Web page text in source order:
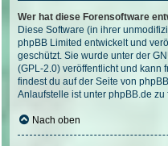
Wer hat diese Forensoftware
Diese Software (in ihrer
phpBB Limited entwickelt und
geschützt. Sie wurde unter der
(GPL-2.0) veröffentlicht und kann
findest du auf der Seite von
Anlaufstelle ist unter phpBB.de zu
Nach oben